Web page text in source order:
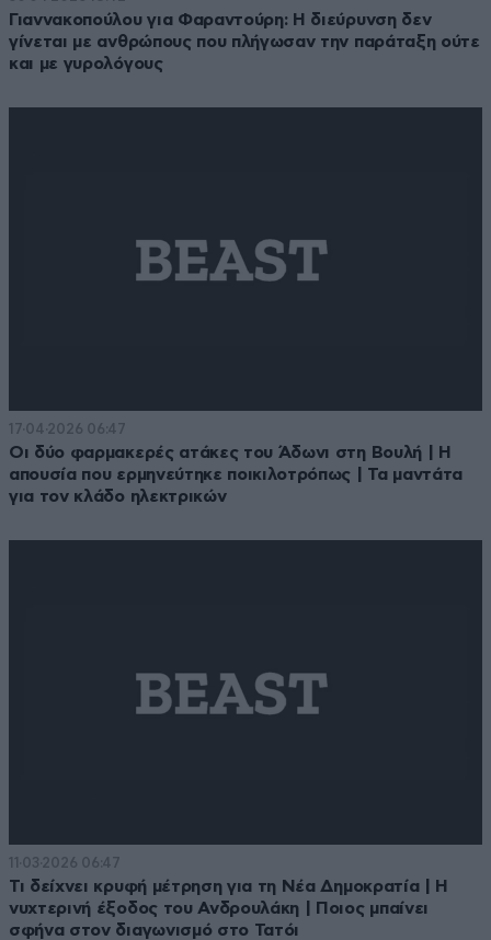
Γιαννακοπούλου για Φαραντούρη: Η διεύρυνση δεν
γίνεται με ανθρώπους που πλήγωσαν την παράταξη ούτε
και με γυρολόγους
17·04·2026 06:47
Οι δύο φαρμακερές ατάκες του Άδωνι στη Βουλή | Η
απουσία που ερμηνεύτηκε ποικιλοτρόπως | Τα μαντάτα
για τον κλάδο ηλεκτρικών
11·03·2026 06:47
Τι δείχνει κρυφή μέτρηση για τη Νέα Δημοκρατία | Η
νυχτερινή έξοδος του Ανδρουλάκη | Ποιος μπαίνει
σφήνα στον διαγωνισμό στο Τατόι